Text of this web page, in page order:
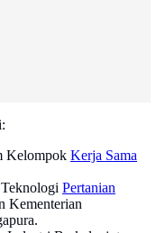
Kelompok Kerja Sama
Pertanian
Kementerian